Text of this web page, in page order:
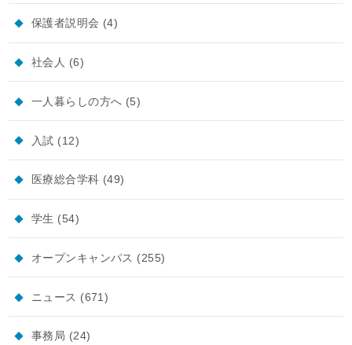
保護者説明会 (4)
社会人 (6)
一人暮らしの方へ (5)
入試 (12)
医療総合学科 (49)
学生 (54)
オープンキャンパス (255)
ニュース (671)
事務局 (24)